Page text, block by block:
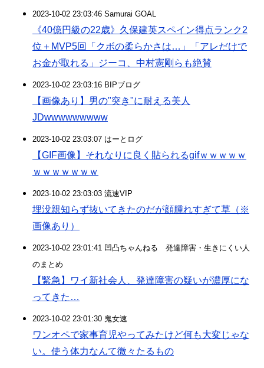
2023-10-02 23:03:46 Samurai GOAL
《40億円級の22歳》久保建英スペイン得点ランク2
位＋MVP5回「クボの柔らかさは…」「アレだけで
お金が取れる」ジーコ、中村憲剛らも絶賛
2023-10-02 23:03:16 BIPブログ
【画像あり】男の"突き"に耐える美人
JDwwwwwwwww
2023-10-02 23:03:07 はーとログ
【GIF画像】それなりに良く貼られるgifｗｗｗｗｗ
ｗｗｗｗｗｗｗ
2023-10-02 23:03:03 流速VIP
埋没親知らず抜いてきたのだが顔腫れすぎて草（※
画像あり）
2023-10-02 23:01:41 凹凸ちゃんねる 発達障害・生きにくい人
のまとめ
【緊急】ワイ新社会人、発達障害の疑いが濃厚にな
ってきた…
2023-10-02 23:01:30 鬼女速
ワンオペで家事育児やってみたけど何も大変じゃな
い。使う体力なんて微々たるもの